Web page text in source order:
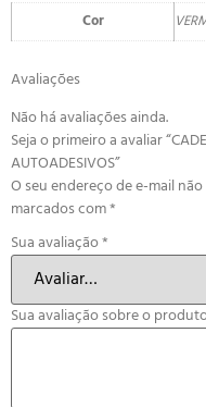
Cor
Avaliações
Não há avaliações ainda.
Seja o primeiro a avaliar
AUTOADESIVOS”
O seu endereço de e-mail
marcados com*
Sua avaliação*
Sua avaliação sobre o